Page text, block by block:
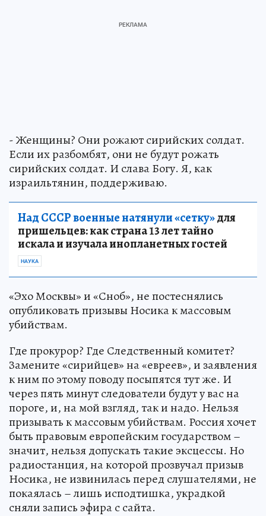
- Женщины? Они рожают сирийских солдат.
Если их разбомбят, они не будут рожать
сирийских солдат. И слава Богу. Я, как
израильтянин, поддерживаю.
Над СССР военные натянули «сетку»для
пришельцев: как страна 13 лет тайно
искала и изучала инопланетных гостей
НАУКА
«Эхо Москвы» и «Сноб», не постеснялись
опубликовать призывы Носика к массовым
убийствам.
Где прокурор? Где Следственный комитет?
Замените «сирийцев» на «евреев», и заявления
к ним по этому поводу посыпятся тут же. И
через пять минут следователи будут у вас на
пороге, и, на мой взгляд, так и надо. Нельзя
призывать к массовым убийствам. Россия хочет
быть правовым европейским государством –
значит, нельзя допускать такие эксцессы. Но
радиостанция, на которой прозвучал призыв
Носика, не извинилась перед слушателями, не
покаялась – лишь исподтишка, украдкой
сняли запись эфира с сайта.